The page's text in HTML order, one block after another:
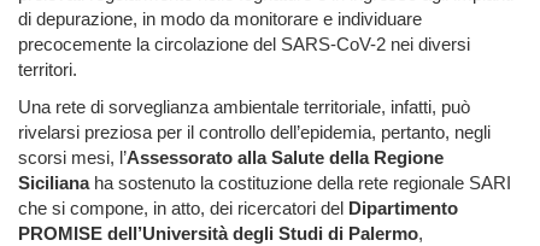
di depurazione, in modo da monitorare e individuare
precocemente la circolazione del SARS-CoV-2 nei diversi
territori.
Una rete di sorveglianza ambientale territoriale, infatti, può
rivelarsi preziosa per il controllo dell’epidemia, pertanto, negli
scorsi mesi, l’Assessorato alla Salute della Regione
Siciliana ha sostenuto la costituzione della rete regionale SARI
che si compone, in atto, dei ricercatori del Dipartimento
PROMISE dell’Università degli Studi di Palermo,